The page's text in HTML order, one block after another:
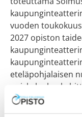
vuoden
2027 opiston
eteläpohjalaisen
opiskelualan
tavoitteen
teatterilinja ja